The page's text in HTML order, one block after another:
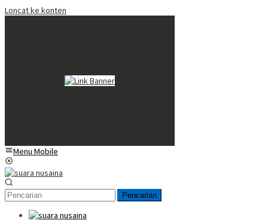
Loncat ke konten
Menu Mobile
Pencarian